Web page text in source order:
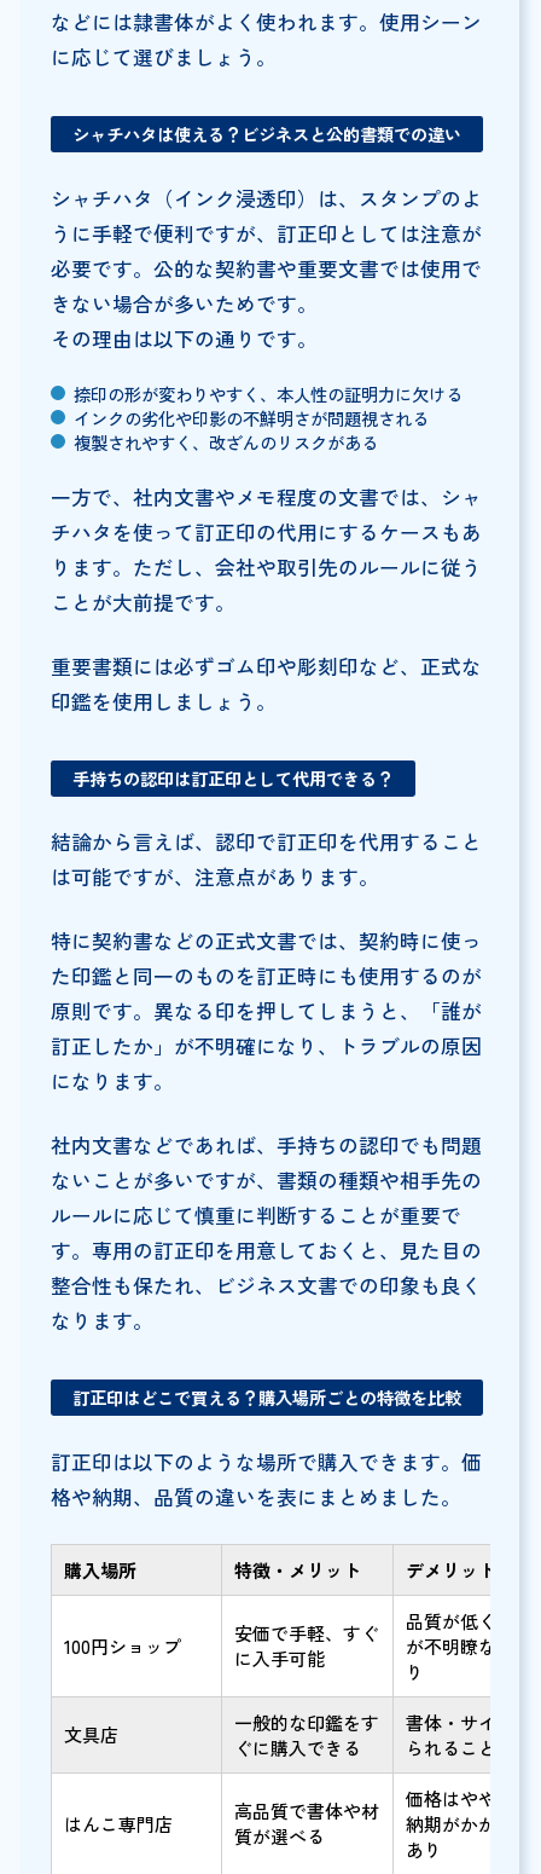
などには隷書体がよく使われます。使用シーン
に応じて選びましょう。
シャチハタは使える？ビジネスと公的書類での違い
シャチハタ（インク浸透印）は、スタンプのよ
うに手軽で便利ですが、訂正印としては注意が
必要です。公的な契約書や重要文書では使用で
きない場合が多いためです。
その理由は以下の通りです。
捺印の形が変わりやすく、本人性の証明力に欠ける
インクの劣化や印影の不鮮明さが問題視される
複製されやすく、改ざんのリスクがある
一方で、社内文書やメモ程度の文書では、シャ
チハタを使って訂正印の代用にするケースもあ
ります。ただし、会社や取引先のルールに従う
ことが大前提です。
重要書類には必ずゴム印や彫刻印など、正式な
印鑑を使用しましょう。
手持ちの認印は訂正印として代用できる？
結論から言えば、認印で訂正印を代用すること
は可能ですが、注意点があります。
特に契約書などの正式文書では、契約時に使っ
た印鑑と同一のものを訂正時にも使用するのが
原則です。異なる印を押してしまうと、「誰が
訂正したか」が不明確になり、トラブルの原因
になります。
社内文書などであれば、手持ちの認印でも問題
ないことが多いですが、書類の種類や相手先の
ルールに応じて慎重に判断することが重要で
す。専用の訂正印を用意しておくと、見た目の
整合性も保たれ、ビジネス文書での印象も良く
なります。
訂正印はどこで買える？購入場所ごとの特徴を比較
訂正印は以下のような場所で購入できます。価
格や納期、品質の違いを表にまとめました。
購入場所 特徴・メリット デメリット
100円ショップ
安価で手軽、すぐ
に入手可能
品質が低く、印
が不明瞭な場合
り
文具店
一般的な印鑑をす
ぐに購入できる
書体・サイズが
られることも
はんこ専門店
高品質で書体や材
質が選べる
価格はやや高め
納期がかかる場
あり